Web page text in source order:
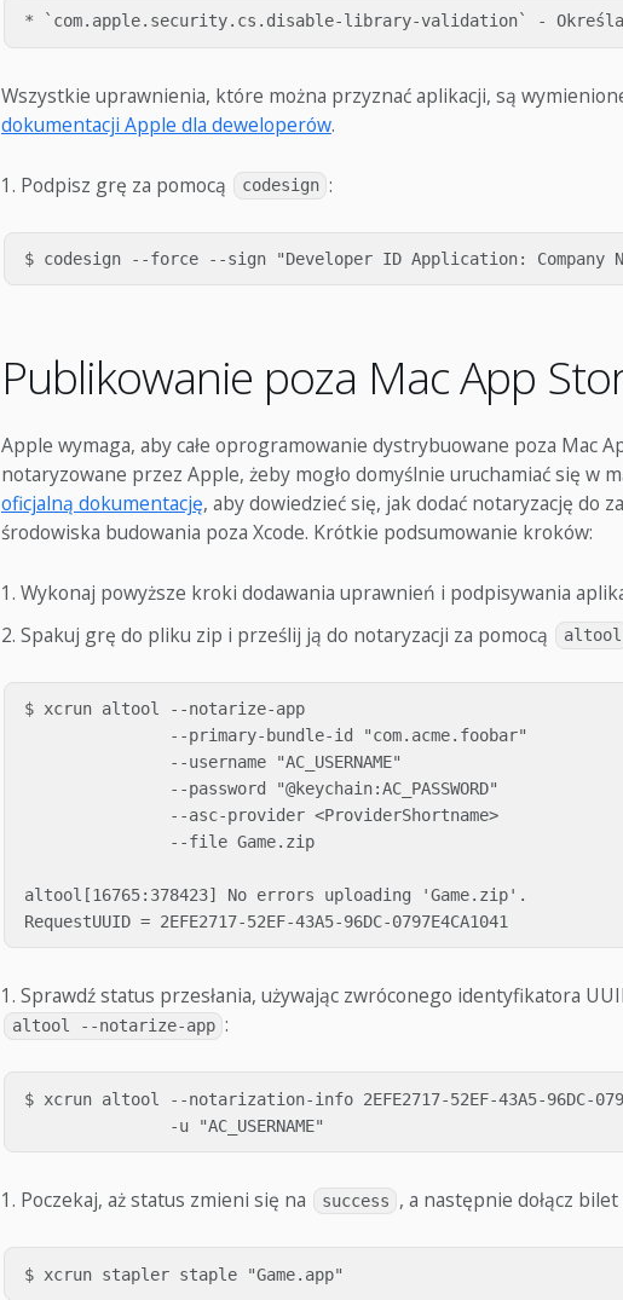
Wszystkie uprawnienia, które można przyznać aplikacji, są
dokumentacji Apple dla deweloperów.
Podpisz grę za pomocą codesign :
Publikowanie poza Mac App
Apple wymaga, aby całe oprogramowanie dystrybuowane poza Mac
notaryzowane przez Apple, żeby mogło domyślnie uruchamiać się w
oficjalną dokumentację, aby dowiedzieć się, jak dodać notaryzację do
środowiska budowania poza Xcode. Krótkie podsumowanie kroków:
Wykonaj powyższe kroki dodawania uprawnień i podpisywania
Spakuj grę do pliku zip i prześlij ją do notaryzacji za pomocą
altool
$ xcrun altool --notarize-app
               --primary-bundle-id "com.acme.foobar"
               --username "AC_USERNAME"
               --password "@keychain:AC_PASSWORD"
               --asc-provider <ProviderShortname>
               --file Game.zip
altool[16765:378423] No errors uploading 'Game.zip'.
Sprawdź status przesłania, używając zwróconego identyfikatora
altool --notarize-app :
$ xcrun altool --notarization-info 2EFE2717-52EF-43A5-96DC-
Poczekaj, aż status zmieni się na success , a następnie dołącz